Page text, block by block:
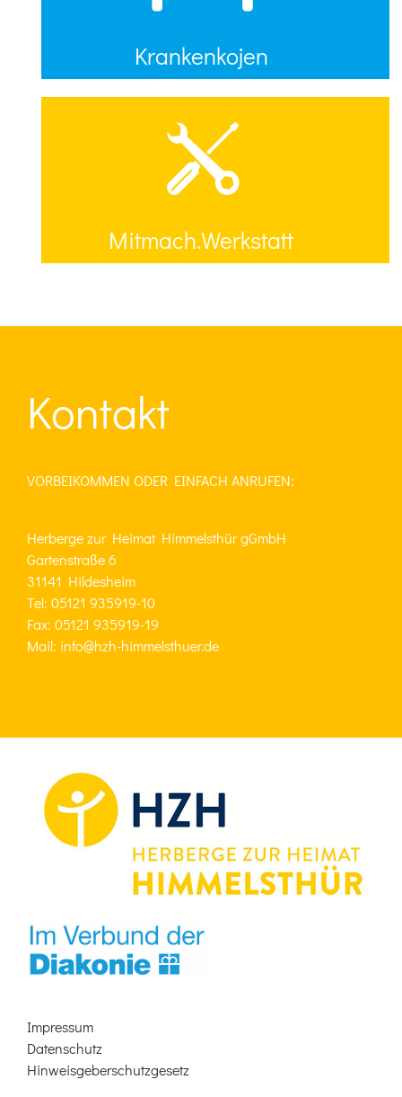
Krankenkojen
Mitmach.Werkstatt
Kontakt
VORBEIKOMMEN ODER EINFACH ANRUFEN:
Herberge zur Heimat Himmelsthür gGmbH
Gartenstraße 6
31141 Hildesheim
Tel: 05121 935919-10
Fax: 05121 935919-19
Mail: info@hzh-himmelsthuer.de
Impressum
Datenschutz
Hinweisgeberschutzgesetz